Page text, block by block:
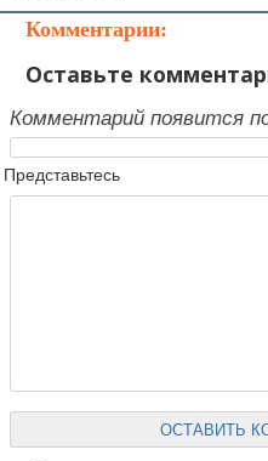
Комментарии:
Оставьте
Комментарий появится
Представьтесь